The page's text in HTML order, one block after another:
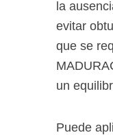
la
evitar
que se
un
Puede